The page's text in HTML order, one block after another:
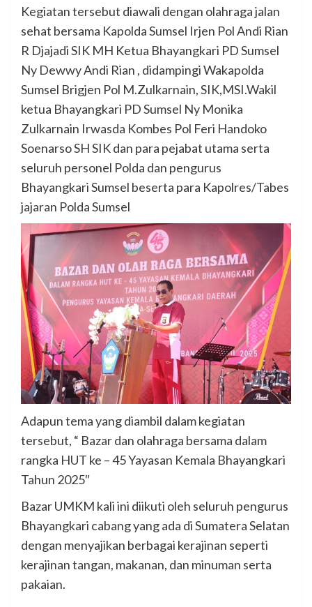
Kegiatan tersebut diawali dengan olahraga jalan
sehat bersama Kapolda Sumsel Irjen Pol Andi Rian
R Djajadi SIK MH Ketua Bhayangkari PD Sumsel
Ny Dewwy Andi Rian , didampingi Wakapolda
Sumsel Brigjen Pol M.Zulkarnain, SIK,MSI.Wakil
ketua Bhayangkari PD Sumsel Ny Monika
Zulkarnain Irwasda Kombes Pol Feri Handoko
Soenarso SH SIK dan para pejabat utama serta
seluruh personel Polda dan pengurus
Bhayangkari Sumsel beserta para Kapolres/Tabes
jajaran Polda Sumsel
Adapun tema yang diambil dalam kegiatan
tersebut, “ Bazar dan olahraga bersama dalam
rangka HUT ke – 45 Yayasan Kemala Bhayangkari
Tahun 2025″
Bazar UMKM kali ini diikuti oleh seluruh pengurus
Bhayangkari cabang yang ada di Sumatera Selatan
dengan menyajikan berbagai kerajinan seperti
kerajinan tangan, makanan, dan minuman serta
pakaian.